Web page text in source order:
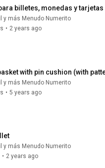
billetes, monedas y
y más Menudo Numerito
• 2 years ago
with pin cushion (with
y más Menudo Numerito
• 5 years ago
y más Menudo Numerito
• 2 years ago